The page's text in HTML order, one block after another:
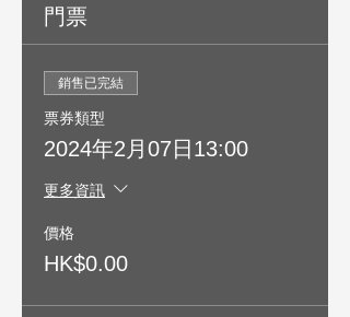
門票
銷售已完結
票券類型
2024年2月07日13:00
更多資訊
價格
HK$0.00